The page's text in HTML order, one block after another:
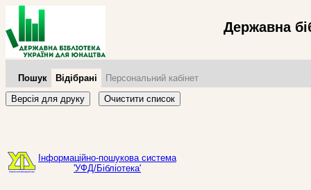
Державна
Пошук Відібрані
Персональний кабінет
Версія для друку
Очистити список
Інформаційно-пошукова система
'УФД/Бібліотека'